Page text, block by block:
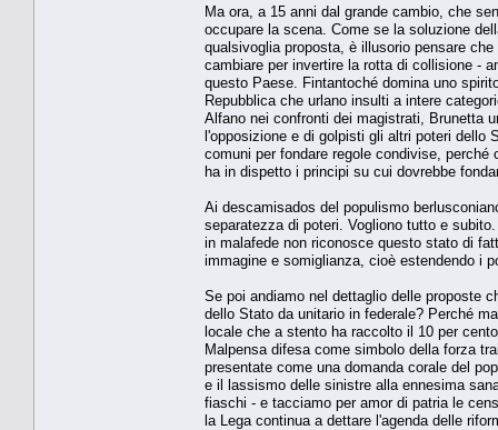
Ma ora, a 15 anni dal grande cambio, che
occupare la scena. Come se la soluzione
qualsivoglia proposta, è illusorio pensare
cambiare per invertire la rotta di collisione -
questo Paese. Fintantoché domina uno
Repubblica che urlano insulti a intere
Alfano nei confronti dei magistrati, Brunetta
l'opposizione e di golpisti gli altri poteri dello
comuni per fondare regole condivise,
ha in dispetto i principi su cui dovrebbe
Ai descamisados del populismo
separatezza di poteri. Vogliono tutto e
in malafede non riconosce questo stato di
immagine e somiglianza, cioè estendendo i
Se poi andiamo nel dettaglio delle proposte
dello Stato da unitario in federale? Perché
locale che a stento ha raccolto il 10 per
Malpensa difesa come simbolo della forza
presentate come una domanda corale del
e il lassismo delle sinistre alla ennesima
fiaschi - e tacciamo per amor di patria le
la Lega continua a dettare l'agenda delle